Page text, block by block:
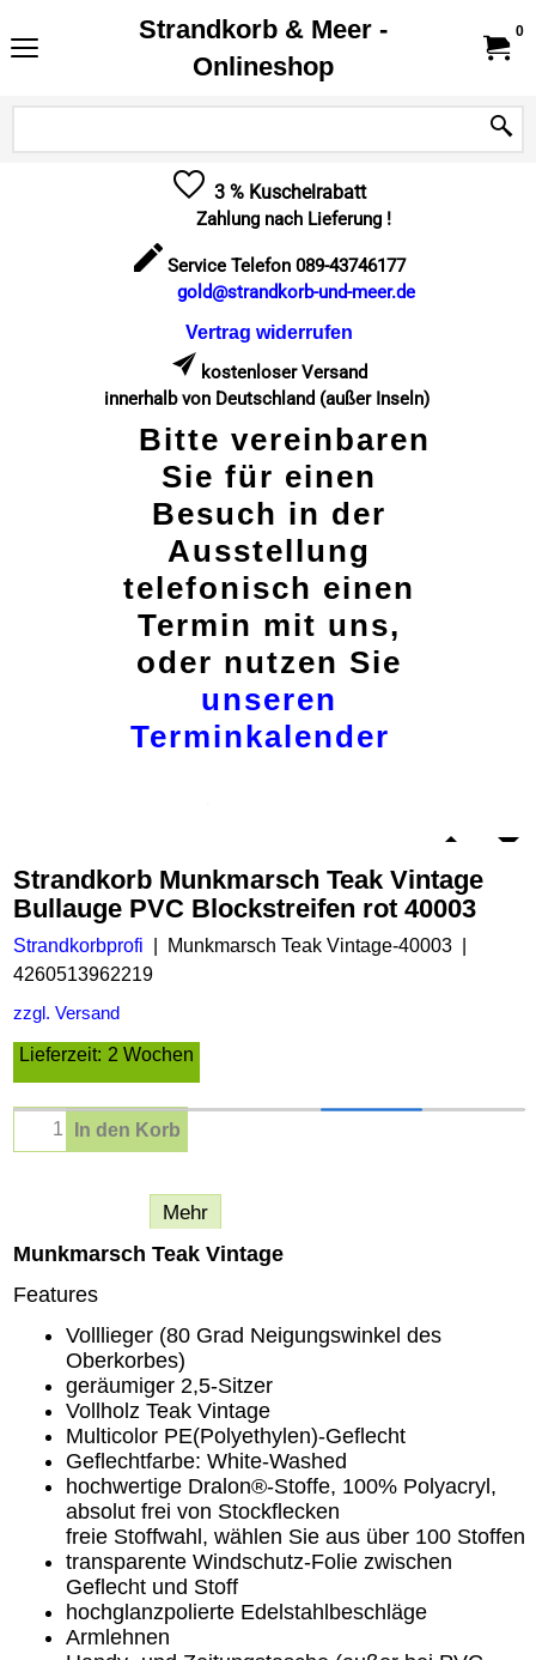
Strandkorb & Meer -
Onlineshop
0
3 % Kuschelrabatt
Zahlung nach Lieferung !
Service Telefon 089-43746177
gold@strandkorb-und-meer.de
Vertrag widerrufen
kostenloser Versand
innerhalb von Deutschland (außer Inseln)
Bitte vereinbaren
Sie für einen
Besuch in der
Ausstellung
telefonisch einen
Termin mit uns,
oder nutzen Sie
unseren
Terminkalender
Strandkorb Munkmarsch Teak Vintage
Bullauge PVC Blockstreifen rot 40003
Strandkorbprofi
Munkmarsch Teak Vintage-40003
4260513962219
zzgl. Versand
Lieferzeit: 2 Wochen
In den Korb
Mehr
Munkmarsch Teak Vintage
Features
Volllieger (80 Grad Neigungswinkel des
Oberkorbes)
geräumiger 2,5-Sitzer
Vollholz Teak Vintage
Multicolor PE(Polyethylen)-Geflecht
Geflechtfarbe: White-Washed
hochwertige Dralon®-Stoffe, 100% Polyacryl,
absolut frei von Stockflecken
freie Stoffwahl, wählen Sie aus über 100 Stoffen
transparente Windschutz-Folie zwischen
Geflecht und Stoff
hochglanzpolierte Edelstahlbeschläge
Armlehnen